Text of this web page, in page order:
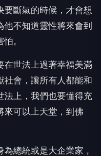
要斷氣的時候，才會想
不知道靈性將來會到
。
在世法上過著幸福美滿
社會，讓所有人都能和
法上，我們也要懂得充
來可以上天堂，到佛
總統或是大企業家，